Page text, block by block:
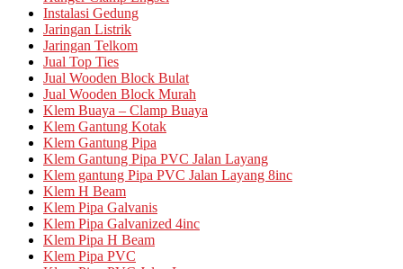
Instalasi Gedung
Jaringan Listrik
Jaringan Telkom
Jual Top Ties
Jual Wooden Block Bulat
Jual Wooden Block Murah
Klem Buaya – Clamp Buaya
Klem Gantung Kotak
Klem Gantung Pipa
Klem Gantung Pipa PVC Jalan Layang
Klem gantung Pipa PVC Jalan Layang 8inc
Klem H Beam
Klem Pipa Galvanis
Klem Pipa Galvanized 4inc
Klem Pipa H Beam
Klem Pipa PVC